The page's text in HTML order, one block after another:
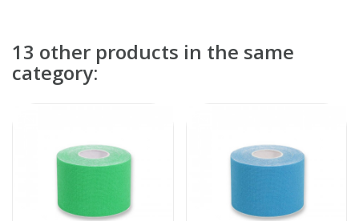
13 other products in the same
category: